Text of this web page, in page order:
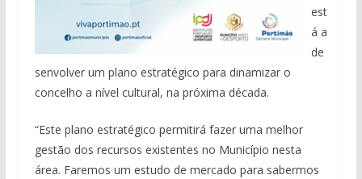
est
á a
de
senvolver um plano estratégico para dinamizar o
concelho a nível cultural, na próxima década.
“Este plano estratégico permitirá fazer uma melhor
gestão dos recursos existentes no Município nesta
área. Faremos um estudo de mercado para sabermos